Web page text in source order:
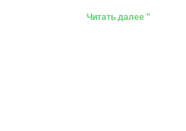
Читать далее "